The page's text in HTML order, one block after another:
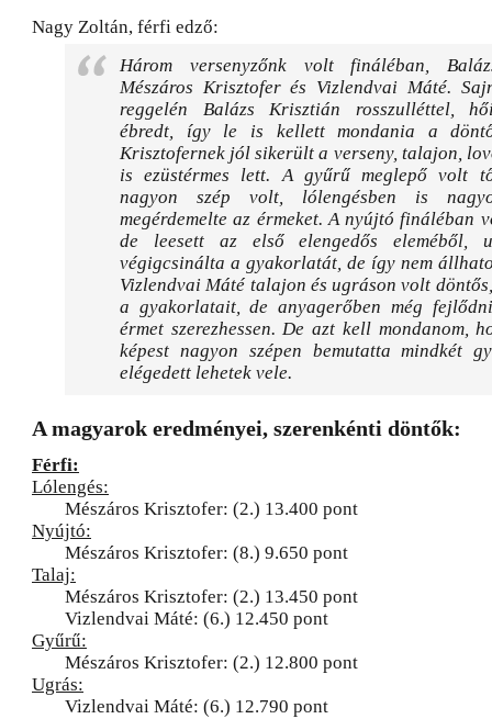
Nagy Zoltán, férfi edző:
Három versenyzőnk volt fináléban,
Mészáros Krisztofer és Vizlendvai Máté.
reggelén Balázs Krisztián rosszulléttel,
ébredt, így le is kellett mondania a
Krisztofernek jól sikerült a verseny, talajon,
is ezüstérmes lett. A gyűrű meglepő volt
nagyon szép volt, lólengésben is
megérdemelte az érmeket. A nyújtó fináléban
de leesett az első elengedős eleméből,
végigcsinálta a gyakorlatát, de így nem
Vizlendvai Máté talajon és ugráson volt
a gyakorlatait, de anyagerőben még
érmet szerezhessen. De azt kell mondanom,
képest nagyon szépen bemutatta mindkét
elégedett lehetek vele.
A magyarok eredményei, szerenkénti döntők:
Férfi:
Lólengés:
Mészáros Krisztofer: (2.) 13.400 pont
Nyújtó:
Mészáros Krisztofer: (8.) 9.650 pont
Talaj:
Mészáros Krisztofer: (2.) 13.450 pont
Vizlendvai Máté: (6.) 12.450 pont
Gyűrű:
Mészáros Krisztofer: (2.) 12.800 pont
Ugrás:
Vizlendvai Máté: (6.) 12.790 pont